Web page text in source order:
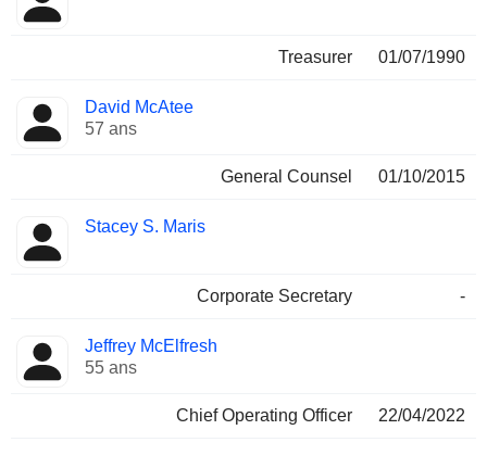
Treasurer 01/07/1990
David McAtee
57 ans
General Counsel 01/10/2015
Stacey S. Maris
Corporate Secretary -
Jeffrey McElfresh
55 ans
Chief Operating Officer 22/04/2022